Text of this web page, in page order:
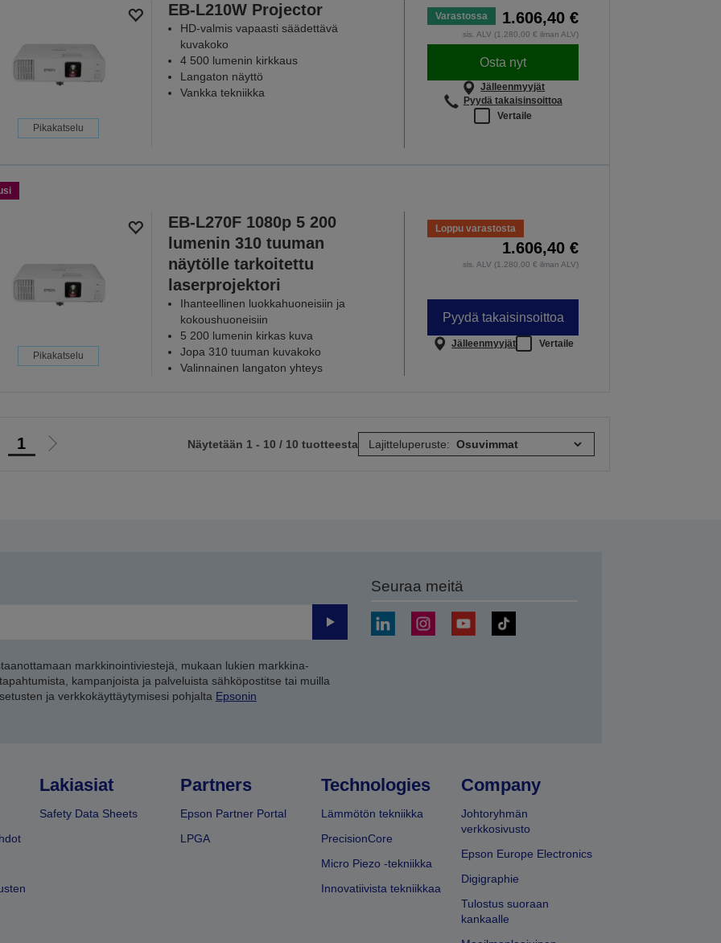
Pikakatselu
EB-L210W Projector
HD-valmis vapaasti säädettävä
kuvakoko
4 500 lumenin kirkkaus
Langaton näyttö
Vankka tekniikka
Varastossa 1.606,40 €
sis. ALV (1.280,00 € ilman ALV)
Osta nyt
Jälleenmyyjät
Pyydä takaisinsoittoa
Vertaile
Pikakatselu
EB-L270F 1080p 5 200
lumenin 310 tuuman
näytölle tarkoitettu
laserprojektori
Ihanteellinen luokkahuoneisiin ja
kokoushuoneisiin
5 200 lumenin kirkas kuva
Jopa 310 tuuman kuvakoko
Valinnainen langaton yhteys
Loppu varastosta
1.606,40 €
sis. ALV (1.280,00 € ilman ALV)
Pyydä takaisinsoittoa
Jälleenmyyjät Vertaile
1
Siirry
Näytetään 1 - 10 / 10 tuotteesta Lajitteluperuste:
Lähetä
markkinointiviestejä, mukaan lukien markkina-
kampanjoista ja palveluista sähköpostitse tai muilla
ja verkkokäyttäytymisesi pohjalta Epsonin
Seuraa meitä
Lakiasiat
Safety Data Sheets
Partners
Epson Partner Portal
LPGA
Technologies
Lämmötön tekniikka
PrecisionCore
Micro Piezo -tekniikka
Innovatiivista tekniikkaa
Company
Johtoryhmän
verkkosivusto
Epson Europe Electronics
Digigraphie
Tulostus suoraan
kankaalle